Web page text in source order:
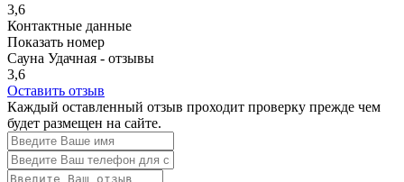
3,6
Контактные данные
Показать номер
Сауна Удачная - отзывы
3,6
Оставить отзыв
Каждый оставленный отзыв проходит проверку прежде чем
будет размещен на сайте.